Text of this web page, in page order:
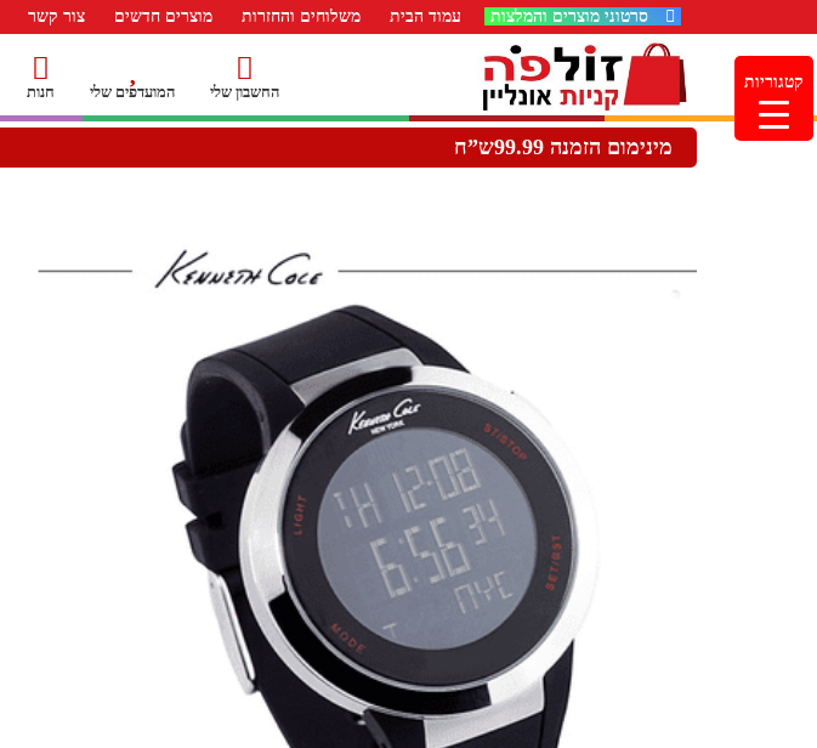
סרטוני מוצרים והמלצות עמוד הבית משלוחים והחזרות מוצרים חדשים צור קשר
החשבון שלי המועדפים שלי חנות
מינימום הזמנה 99.99ש”ח
קטגוריות